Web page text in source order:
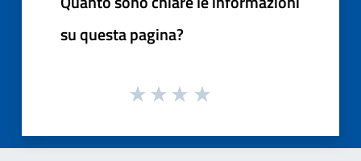
su questa pagina?